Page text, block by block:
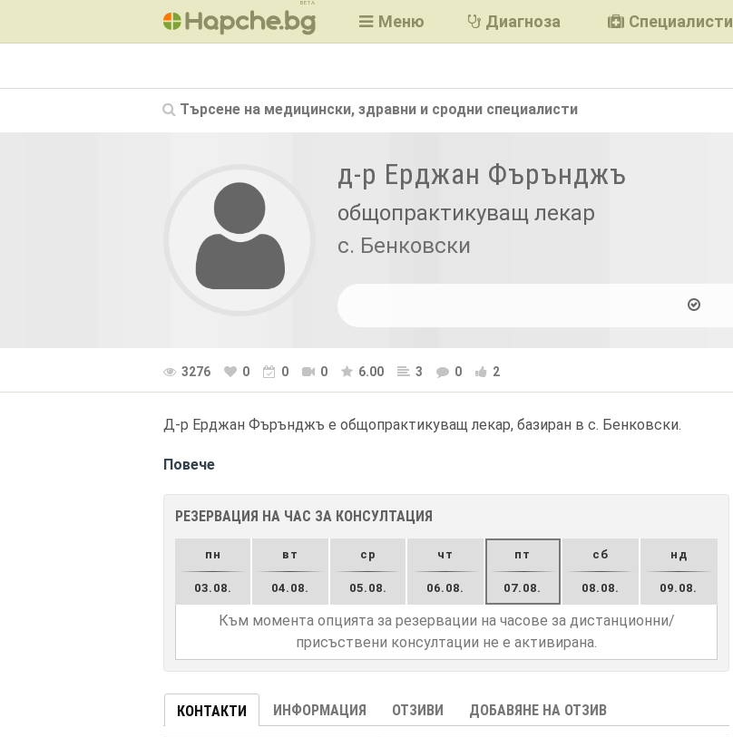
BETA
Меню Диагноза Специалисти
Търсене на медицински, здравни и сродни специалисти
д-р Ерджан Фърънджъ
общопрактикуващ лекар
с. Бенковски
3276 0 0 0 6.00 3 0 2
Д-р Ерджан Фърънджъ е общопрактикуващ лекар, базиран в с. Бенковски.
Повече
РЕЗЕРВАЦИЯ НА ЧАС ЗА КОНСУЛТАЦИЯ
пн
03.08.
вт
04.08.
ср
05.08.
чт
06.08.
пт
07.08.
сб
08.08.
нд
09.08.
Към момента опцията за резервации на часове за дистанционни/
присъствени консултации не е активирана.
КОНТАКТИ ИНФОРМАЦИЯ ОТЗИВИ ДОБАВЯНЕ НА ОТЗИВ